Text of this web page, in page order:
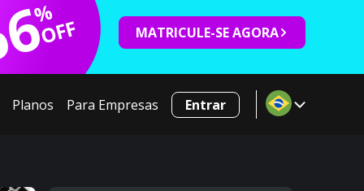
%
OFF MATRICULE-SE AGORA
Planos Para Empresas Entrar